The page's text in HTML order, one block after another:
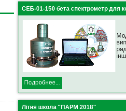
СЕБ-01-150 бета спектрометр для
Подробнее...
Літня школа "ПАРМ 2018"